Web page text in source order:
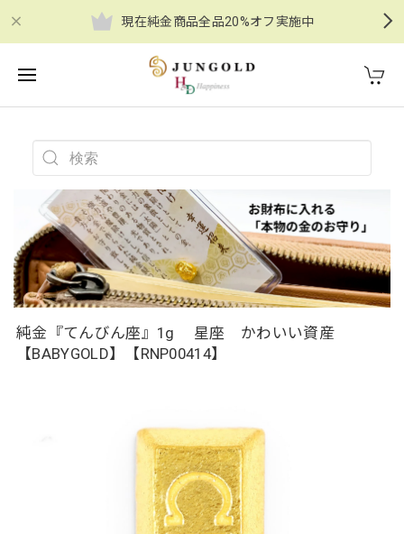
現在純金商品全品20%オフ実施中
純金『てんびん座』1g 星座 かわいい資産
【BABYGOLD】【RNP00414】